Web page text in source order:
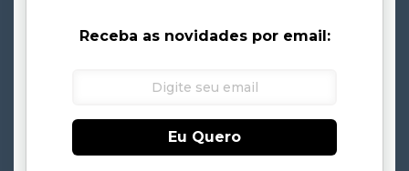
Receba as novidades por email:
Eu Quero